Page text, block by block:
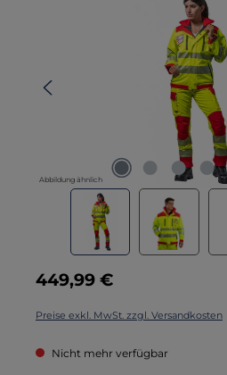
Abbildung ähnlich
Regulärer Preis:
449,99 €
Preise exkl. MwSt. zzgl. Versandkosten
Nicht mehr verfügbar